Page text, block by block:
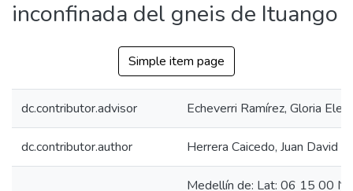
inconfinada del gneis de Ituango
Simple item page
dc.contributor.advisor Echeverri Ramírez, Gloria
dc.contributor.author Herrera Caicedo, Juan David
Medellín de: Lat: 06 15 00 N